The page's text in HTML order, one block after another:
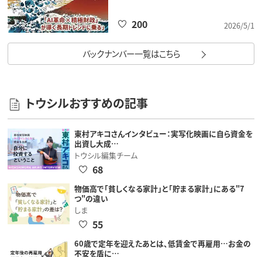
2026/5/1
200
バックナンバー一覧はこちら
トウシルおすすめの記事
東村アキコさんインタビュー：実写化映画に自ら資金を
出資し大成…
トウシル編集チーム
68
物価高で「貧しくなる家計」と「貯まる家計」にある"7
つ"の違い
しま
55
60歳で定年を迎えたあとは、低賃金で再雇用…お金の
不安を盾に…